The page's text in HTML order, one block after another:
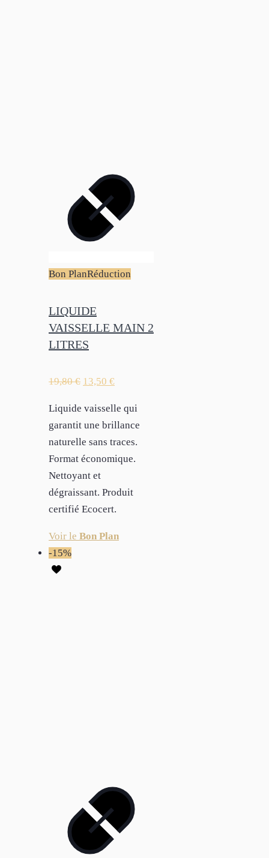
Bon PlanRéduction
LIQUIDE
VAISSELLE MAIN 2
LITRES
19,80€ 13,50 €
Liquide vaisselle qui
garantit une brillance
naturelle sans traces.
Format économique.
Nettoyant et
dégraissant. Produit
certifié Ecocert.
Voir le Bon Plan
-15%